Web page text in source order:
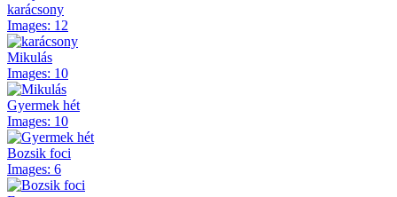
karácsony
Images: 12
Mikulás
Images: 10
Gyermek hét
Images: 10
Bozsik foci
Images: 6